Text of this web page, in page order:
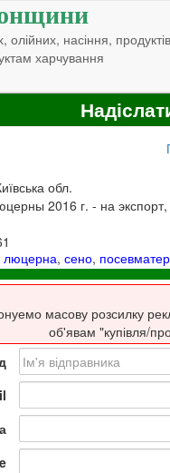
насіння,
харчування
обл.
2016 г. - на
люцерна,сено,
масову розсилку
об'явам "купівля/